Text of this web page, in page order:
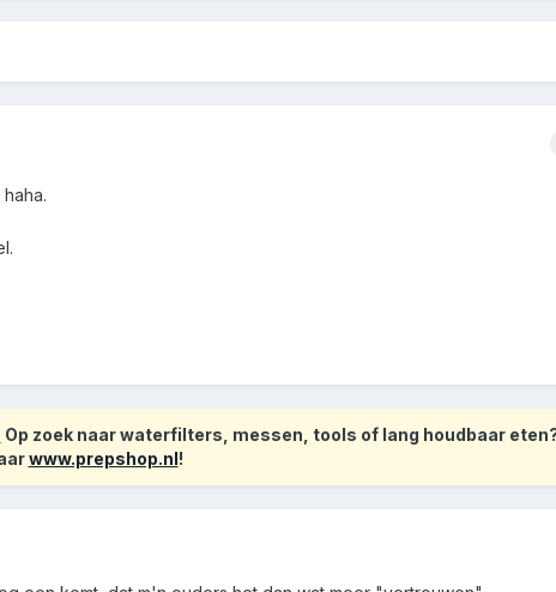
Op zoek naar waterfilters, messen, tools of lang houdbaar
www.prepshop.nl!